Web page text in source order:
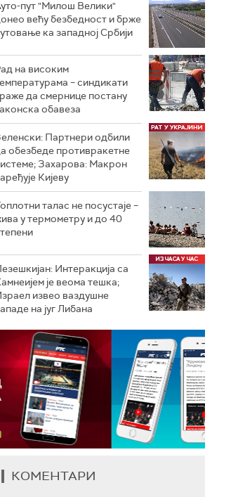
пут "Милош Велики"
већу безбедност и брже
ка западној Србији
на високим
– синдикати
да смернице постану
обавеза
Партнери одбили
обезбеде противракетне
Захарова: Макрон
Кијеву
талас не посустаје –
у термометру и до 40
Интеракција са
је веома тешка;
извео ваздушне
на југ Либана
КОМЕНТАРИ